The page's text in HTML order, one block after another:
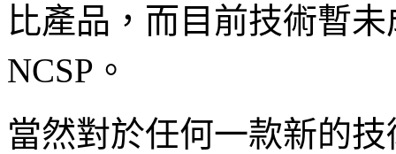
比產品，而目前技術暫
NCSP。
當然對於任何一款新的